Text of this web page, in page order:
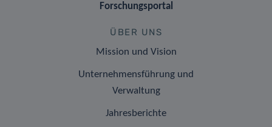
Forschungsportal
ÜBER UNS
Mission und Vision
Unternehmensführung und
Verwaltung
Jahresberichte